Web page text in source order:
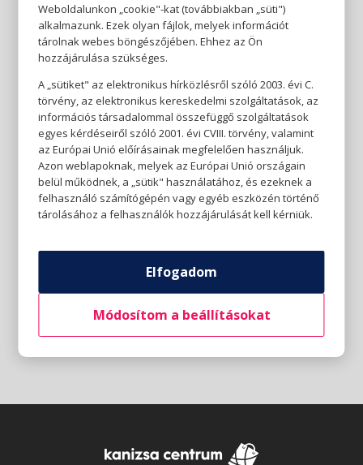
Weboldalunkon „cookie"-kat (továbbiakban „süti")
alkalmazunk. Ezek olyan fájlok, melyek információt
tárolnak webes böngészőjében. Ehhez az Ön
hozzájárulása szükséges.
A „sütiket" az elektronikus hírközlésről szóló 2003. évi C.
törvény, az elektronikus kereskedelmi szolgáltatások, az
információs társadalommal összefüggő szolgáltatások
egyes kérdéseiről szóló 2001. évi CVIII. törvény, valamint
az Európai Unió előírásainak megfelelően használjuk.
Azon weblapoknak, melyek az Európai Unió országain
belül működnek, a „sütik" használatához, és ezeknek a
felhasználó számítógépén vagy egyéb eszközén történő
tárolásához a felhasználók hozzájárulását kell kérniük.
Elfogadom
Módosítom a beállításokat